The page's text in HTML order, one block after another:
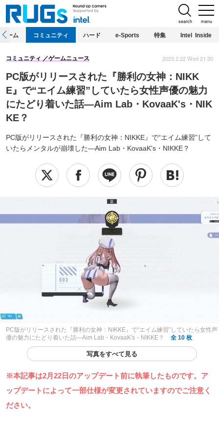
menu
search
ホーム コミュニティ ハード e-Sports 特集 Intel Inside
PC版がリリースされた『勝利の女神：NIKK
E』で“エイム練習”していたら女性声優の魅力
にたどり着いた話―Aim Lab・KovaaK's・NIK
KE？
PC版がリリースされた『勝利の女神：NIKKE』で“エイム練習”して
いたらメンタルが崩壊した―Aim Lab・KovaaK's・NIKKE？
コミュニティ ゲームニュース 2023.2.22 Wed 21:30
PC版がリリースされた『勝利の女神：NIKKE』で“エイム練習”していたら女性声
優の魅力にたどり着いた話―Aim Lab・KovaaK's・NIKKE？
全 10 枚
写真をすべて見る
※本記事は2月22日のアップデート前に執筆したものです。ア
ップデートによって一部仕様が変更されていますのでご注意く
ださい。